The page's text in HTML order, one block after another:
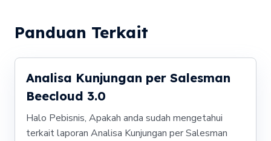
Panduan Terkait
Analisa Kunjungan per Salesman
Beecloud 3.0
Halo Pebisnis, Apakah anda sudah mengetahui
terkait laporan Analisa Kunjungan per Salesman